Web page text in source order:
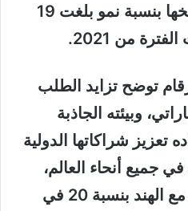
دولار)، لأول مرة في تاريخها بنسبة نمو بلغت 19
من 2021.
توضح تزايد الطلب
وبيئته الجاذبة
تعزيز شراكاتها الدولية
جميع أنحاء العالم،
ونمو حجم التجارة البينية مع الهند بنسبة 20 في